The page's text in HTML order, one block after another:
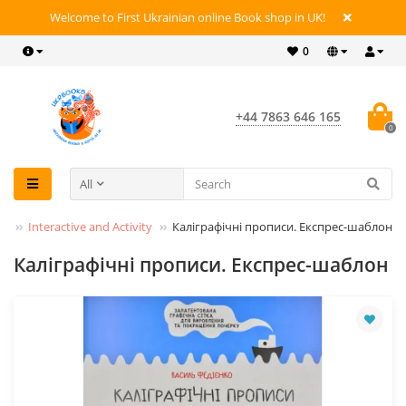
Welcome to First Ukrainian online Book shop in UK!
0
+44 7863 646 165
0
All
Interactive and Activity Каліграфічні прописи. Експрес-шаблон
Каліграфічні прописи. Експрес-шаблон